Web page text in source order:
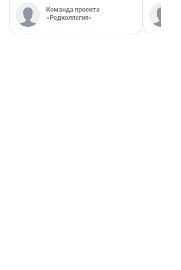
Команда проекта
«Редколлегия»